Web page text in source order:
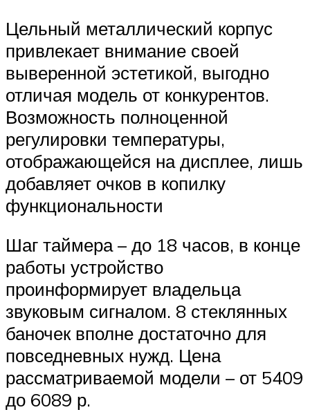
Цельный металлический корпус
привлекает внимание своей
выверенной эстетикой, выгодно
отличая модель от конкурентов.
Возможность полноценной
регулировки температуры,
отображающейся на дисплее, лишь
добавляет очков в копилку
функциональности
Шаг таймера – до 18 часов, в конце
работы устройство
проинформирует владельца
звуковым сигналом. 8 стеклянных
баночек вполне достаточно для
повседневных нужд. Цена
рассматриваемой модели – от 5409
до 6089 р.